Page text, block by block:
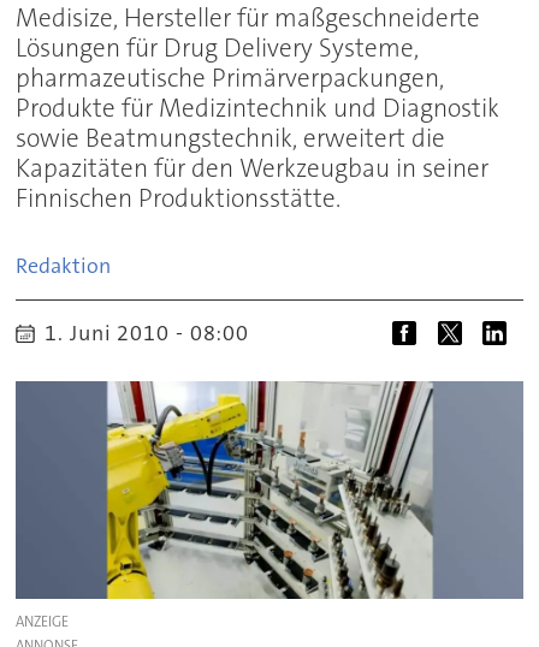
Medisize, Hersteller für maßgeschneiderte
Lösungen für Drug Delivery Systeme,
pharmazeutische Primärverpackungen,
Produkte für Medizintechnik und Diagnostik
sowie Beatmungstechnik, erweitert die
Kapazitäten für den Werkzeugbau in seiner
Finnischen Produktionsstätte.
Redaktion
1. Juni 2010 - 08:00
ANZEIGE